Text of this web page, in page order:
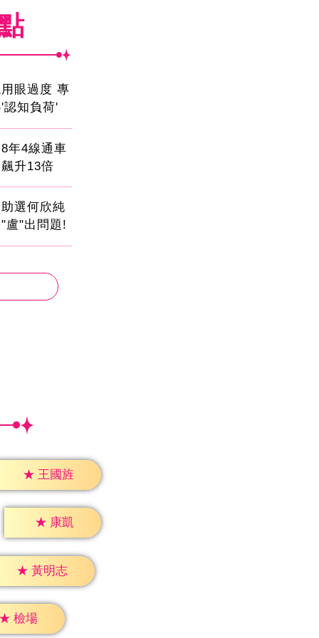
眼過度 專
認知負荷'
年4線通車
升13倍
選何欣純
盧"出問題!
★ 王國旌
★ 康凱
★ 黃明志
檢場